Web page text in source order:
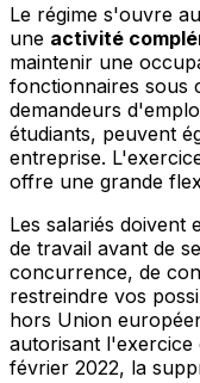
Le régime s'ouvre
une activité
maintenir une
fonctionnaires sous
demandeurs
étudiants, peuvent
entreprise.
offre une grande
Les salariés doivent
de travail avant de
concurrence, de
restreindre vos
hors Union
autorisant l'exercice
février 2022, la